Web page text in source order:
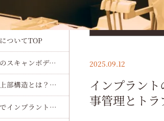
カ
テ
ゴ
選
択
2025.09.12
インプラン
事管理とトラ
ントについて
ついてTOP
インプラントのスキャンボディで精度を極める最新ワークフローと選び方
インプラント上部構造とは？種類・素材・費用・交換時期までわかりやすく解説
桜島駅エリアでインプラント（オールオンフォー）治療の魅力を徹底解説